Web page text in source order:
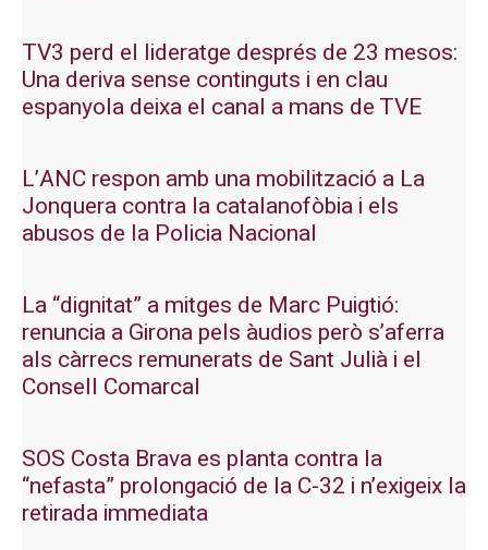
TV3 perd el lideratge després de 23 mesos:
Una deriva sense continguts i en clau
espanyola deixa el canal a mans de TVE
L’ANC respon amb una mobilització a La
Jonquera contra la catalanofòbia i els
abusos de la Policia Nacional
La “dignitat” a mitges de Marc Puigtió:
renuncia a Girona pels àudios però s’aferra
als càrrecs remunerats de Sant Julià i el
Consell Comarcal
SOS Costa Brava es planta contra la
“nefasta” prolongació de la C-32 i n’exigeix la
retirada immediata